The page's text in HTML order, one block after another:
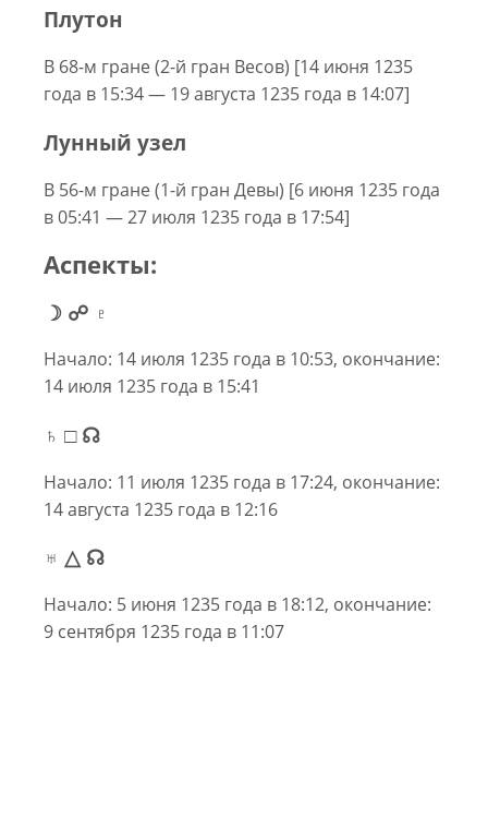
Плутон
В 68-м гране (2-й гран Весов) [14 июня 1235
года в 15:34 — 19 августа 1235 года в 14:07]
Лунный узел
В 56-м гране (1-й гран Девы) [6 июня 1235 года
в 05:41 — 27 июля 1235 года в 17:54]
Аспекты:
☽ ☍ ♇
Начало: 14 июля 1235 года в 10:53, окончание:
14 июля 1235 года в 15:41
♄ □ ☊
Начало: 11 июля 1235 года в 17:24, окончание:
14 августа 1235 года в 12:16
♅ △ ☊
Начало: 5 июня 1235 года в 18:12, окончание:
9 сентября 1235 года в 11:07